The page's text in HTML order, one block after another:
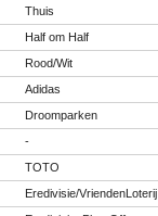
Thuis
Half om Half
Rood/Wit
Adidas
Droomparken
-
TOTO
Eredivisie/VriendenLoterij